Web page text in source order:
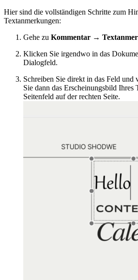
Hier sind die vollständigen Schritte zum
Textanmerkungen:
Gehe zu Kommentar →
Klicken Sie irgendwo in das
Dialogfeld.
Schreiben Sie direkt in das Feld und
Sie dann das Erscheinungsbild Ihres
Seitenfeld auf der rechten Seite.